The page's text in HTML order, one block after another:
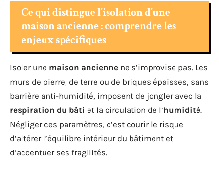
Ce qui distingue l’isolation d’une
maison ancienne : comprendre les
enjeux spécifiques
Isoler une maison ancienne ne s’improvise pas. Les
murs de pierre, de terre ou de briques épaisses, sans
barrière anti-humidité, imposent de jongler avec la
respiration du bâti et la circulation de l’humidité.
Négliger ces paramètres, c’est courir le risque
d’altérer l’équilibre intérieur du bâtiment et
d’accentuer ses fragilités.